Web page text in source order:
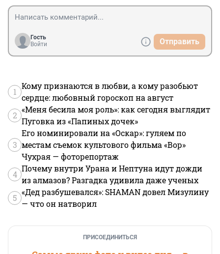
Гость
Войти
Отправить
1
Кому признаются в любви, а кому разобьют
сердце: любовный гороскоп на август
2
«Меня бесила моя роль»: как сегодня выглядит
Пуговка из «Папиных дочек»
3
Его номинировали на «Оскар»: гуляем по
местам съемок культового фильма «Вор»
Чухрая — фоторепортаж
4
Почему внутри Урана и Нептуна идут дожди
из алмазов? Разгадка удивила даже ученых
5
«Дед разбушевался»: SHAMAN довел Мизулину
— что он натворил
ПРИСОЕДИНИТЬСЯ